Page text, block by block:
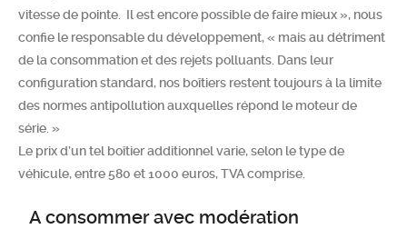
vitesse de pointe. Il est encore possible de faire mieux », nous
confie le responsable du développement, « mais au détriment
de la consommation et des rejets polluants. Dans leur
configuration standard, nos boîtiers restent toujours à la limite
des normes antipollution auxquelles répond le moteur de
série. »
Le prix d’un tel boîtier additionnel varie, selon le type de
véhicule, entre 580 et 1000 euros, TVA comprise.
A consommer avec modération